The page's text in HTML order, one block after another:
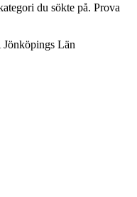
du sökte på. Prova
Jönköpings Län